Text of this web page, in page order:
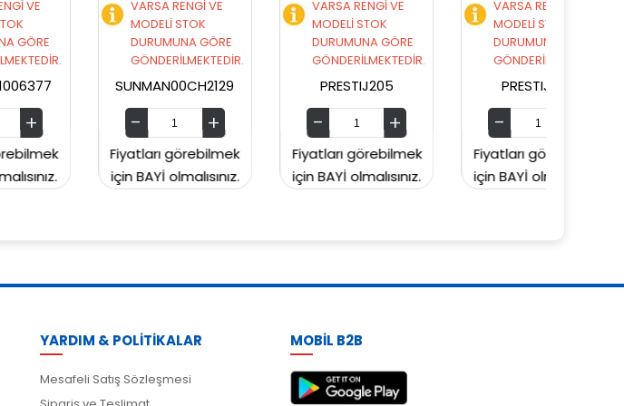
VARSA RENGİ VE
MODELİ STOK
DURUMUNA GÖRE
GÖNDERİLMEKTEDİR.
SUNMAN00CH2129
Fiyatları görebilmek
için BAYİ olmalısınız.
VARSA RENGİ VE
MODELİ STOK
DURUMUNA GÖRE
GÖNDERİLMEKTEDİR.
PRESTIJ205
Fiyatları görebilmek
için BAYİ olmalısınız.
VARSA RENGİ VE
MODELİ STOK
DURUMUNA GÖRE
GÖNDERİLMEKTEDİR.
PRESTIJ203
Fiyatları görebilmek
için BAYİ olmalısınız.
YARDIM & POLİTİKALAR
Mesafeli Satış Sözleşmesi
MOBİL B2B